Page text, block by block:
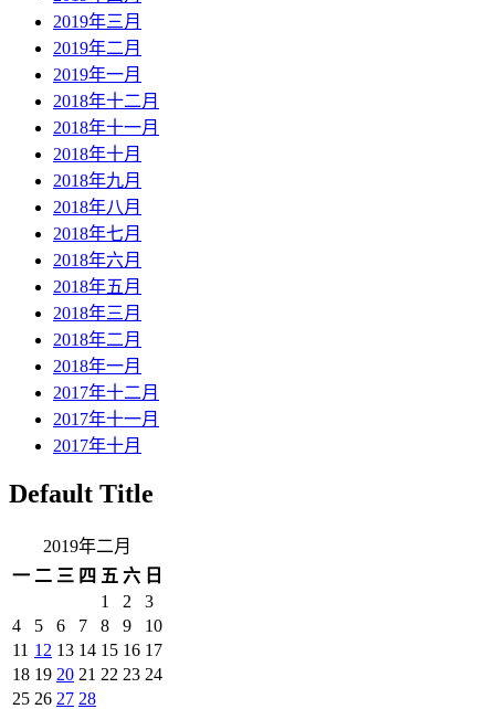
2019年三月
2019年二月
2019年一月
2018年十二月
2018年十一月
2018年十月
2018年九月
2018年八月
2018年七月
2018年六月
2018年五月
2018年三月
2018年二月
2018年一月
2017年十二月
2017年十一月
2017年十月
Default Title
2019年二月
一 二 三 四 五 六 日
1 2
3
4
5 6 7 8 9
10
11 12 13 14 15 16 17
18 19 20 21 22 23 24
25 26 27 28